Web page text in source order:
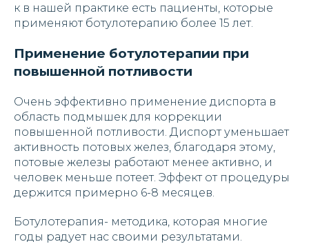
к в нашей практике есть пациенты, которые
применяют ботулотерапию более 15 лет.
Применение ботулотерапии при
повышенной потливости
Очень эффективно применение диспорта в
область подмышек для коррекции
повышенной потливости. Диспорт уменьшает
активность потовых желез, благодаря этому,
потовые железы работают менее активно, и
человек меньше потеет. Эффект от процедуры
держится примерно 6-8 месяцев.
Ботулотерапия- методика, которая многие
годы радует нас своими результатами.